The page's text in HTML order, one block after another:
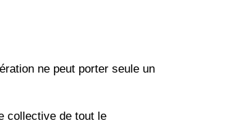
ne peut porter seule un
collective de tout le